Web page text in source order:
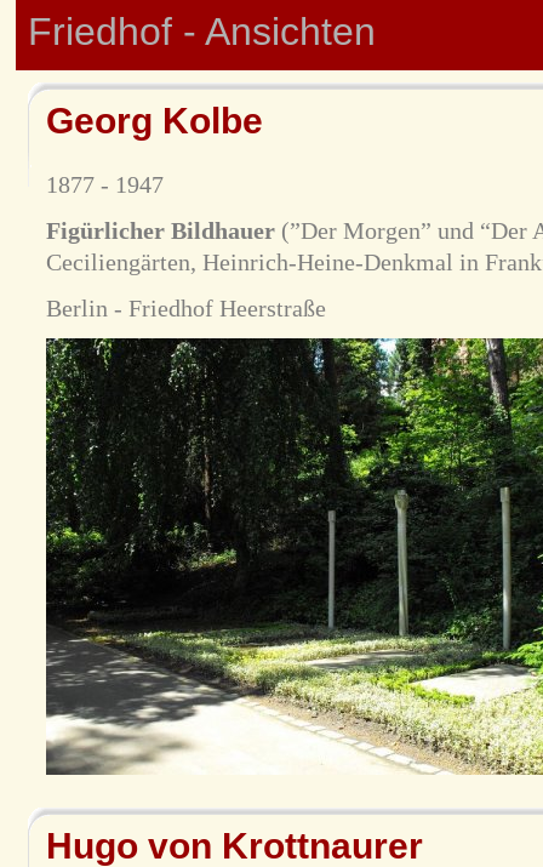
Friedhof - Ansichten
Georg Kolbe
1877 - 1947
Figürlicher Bildhauer (”Der Morgen” und “Der
Ceciliengärten, Heinrich-Heine-Denkmal in
Berlin - Friedhof Heerstraße
Hugo von Krottnaurer